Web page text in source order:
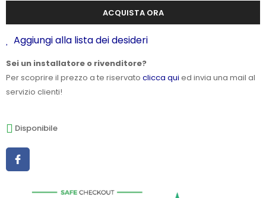
ACQUISTA ORA
Aggiungi alla lista dei desideri
Sei un installatore o rivenditore?
Per scoprire il prezzo a te riservato clicca qui ed invia una mail al
servizio clienti!
Disponibile